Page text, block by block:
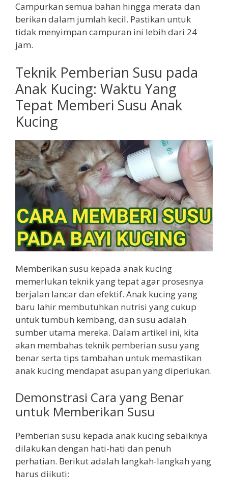
Campurkan semua bahan hingga merata dan
berikan dalam jumlah kecil. Pastikan untuk
tidak menyimpan campuran ini lebih dari 24
jam.
Teknik Pemberian Susu pada
Anak Kucing: Waktu Yang
Tepat Memberi Susu Anak
Kucing
Memberikan susu kepada anak kucing
memerlukan teknik yang tepat agar prosesnya
berjalan lancar dan efektif. Anak kucing yang
baru lahir membutuhkan nutrisi yang cukup
untuk tumbuh kembang, dan susu adalah
sumber utama mereka. Dalam artikel ini, kita
akan membahas teknik pemberian susu yang
benar serta tips tambahan untuk memastikan
anak kucing mendapat asupan yang diperlukan.
Demonstrasi Cara yang Benar
untuk Memberikan Susu
Pemberian susu kepada anak kucing sebaiknya
dilakukan dengan hati-hati dan penuh
perhatian. Berikut adalah langkah-langkah yang
harus diikuti: